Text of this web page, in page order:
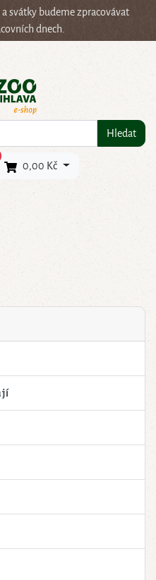
svátky budeme zpracovávat
dnech.
Hledat
0,00 Kč